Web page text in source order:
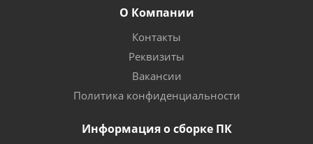
О Компании
Контакты
Реквизиты
Вакансии
Политика конфиденциальности
Информация о сборке ПК